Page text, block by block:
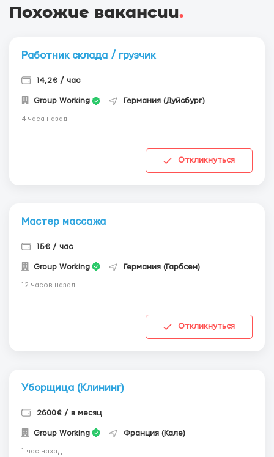
Похожие вакансии.
Работник склада / грузчик
14,2€ / час
Group Working Германия (Дуйсбург)
4 часа назад
Откликнуться
Мастер массажа
15€ / час
Group Working Германия (Гарбсен)
12 часов назад
Откликнуться
Уборщица (Клининг)
2600€ / в месяц
Group Working Франция (Кале)
1 час назад